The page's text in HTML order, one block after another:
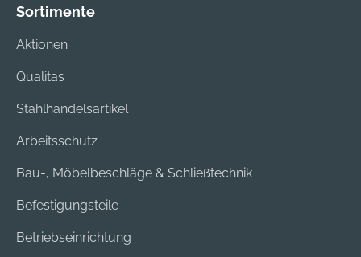
Sortimente
Aktionen
Qualitas
Stahlhandelsartikel
Arbeitsschutz
Bau-, Möbelbeschläge & Schließtechnik
Befestigungsteile
Betriebseinrichtung